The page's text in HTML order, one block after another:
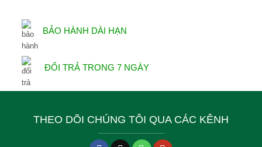
BẢO HÀNH DÀI HẠN
ĐỔI TRẢ TRONG 7 NGÀY
THEO DÕI CHÚNG TÔI QUA CÁC KÊNH